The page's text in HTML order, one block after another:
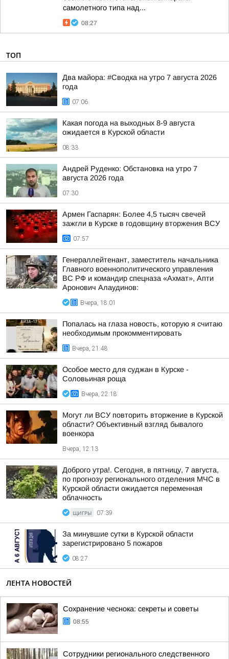
самолетного типа над...
08:27
ТОП
Два майора: #Сводка на утро 7 августа 2026
года
07:06
Какая погода на выходных 8-9 августа
ожидается в Курской области
08:33
Андрей Руденко: Обстановка на утро 7
августа 2026 года
07:30
Армен Гаспарян: Более 4,5 тысяч свечей
зажгли в Курске в годовщину вторжения ВСУ
07:57
Генераллейтенант, заместитель начальника
Главного военнополитического управления
ВС РФ и командир спецназа «Ахмат», Апти
Аронович Алаудинов:
Вчера, 18:01
Попалась на глаза новость, которую я считаю
необходимым прокомментировать
Вчера, 21:48
Особое место для суджан в Курске -
Соловьиная роща
Вчера, 22:18
Могут ли ВСУ повторить вторжение в Курской
области? Объективный взгляд бывалого
военкора
Вчера, 12:13
Доброго утра!. Сегодня, в пятницу, 7 августа,
по прогнозу регионального отделения МЧС в
Курской области ожидается переменная
облачность
ЩИГРЫ 07:39
За минувшие сутки в Курской области
зарегистрировано 5 пожаров
08:27
ЛЕНТА НОВОСТЕЙ
Сохранение чеснока: секреты и советы
08:55
Сотрудники регионального следственного